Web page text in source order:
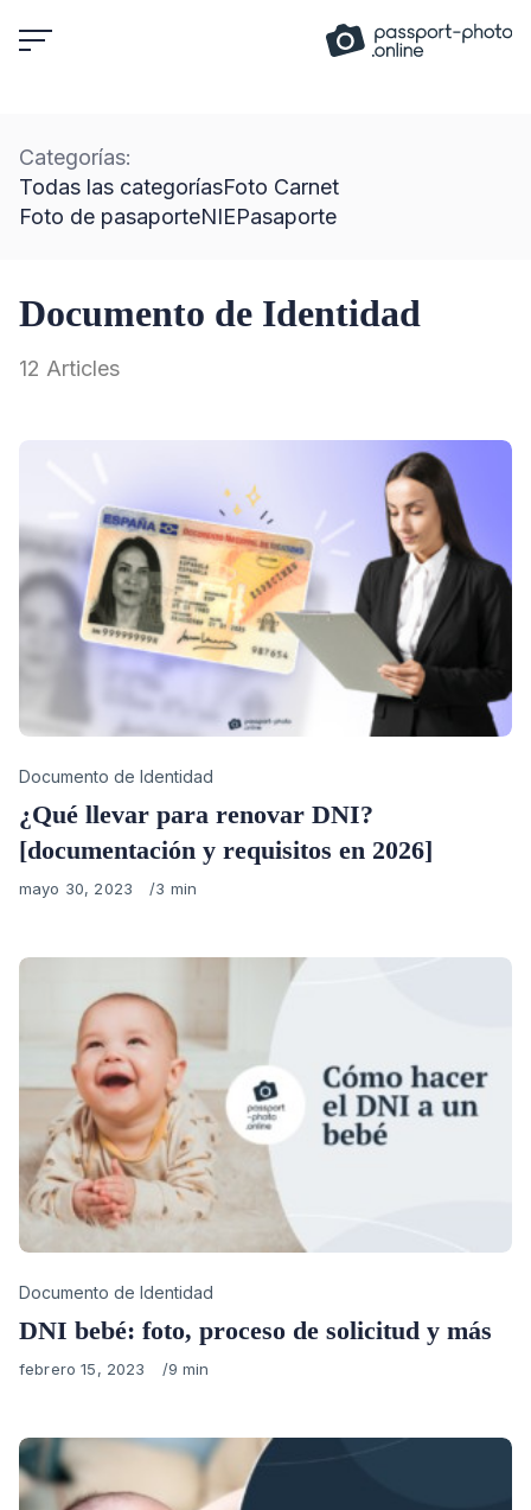
to
Categorías:
Todas las categoríasFoto Carnet
Foto de pasaporteNIEPasaporte
Documento de Identidad
12 Articles
Category
Documento de Identidad
¿Qué llevar para renovar DNI?
[documentación y requisitos en 2026]
Published
mayo 30, 2023 3 min
Category
Documento de Identidad
DNI bebé: foto, proceso de solicitud y más
Published
febrero 15, 2023 9 min